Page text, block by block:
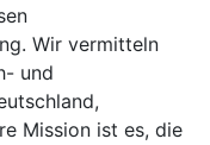
Wir vermitteln
und
Mission ist es, die